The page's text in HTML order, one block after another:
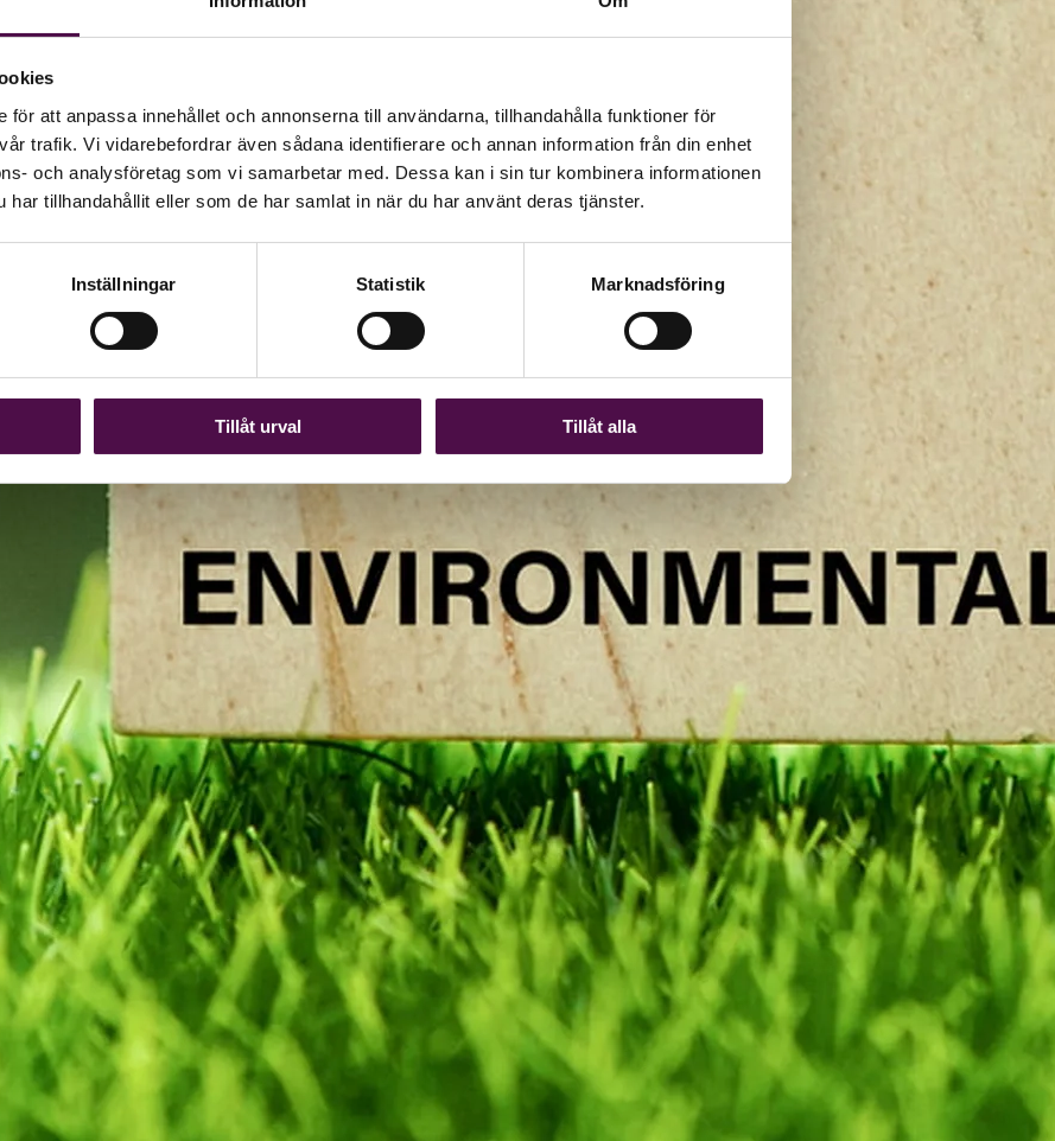
för att anpassa innehållet och annonserna till användarna, tillhandahålla funktioner för
trafik. Vi vidarebefordrar även sådana identifierare och annan information från din enhet
och analysföretag som vi samarbetar med. Dessa kan i sin tur kombinera informationen
har tillhandahållit eller som de har samlat in när du har använt deras tjänster.
Inställningar Statistik Marknadsföring
Tillåt urval Tillåt alla